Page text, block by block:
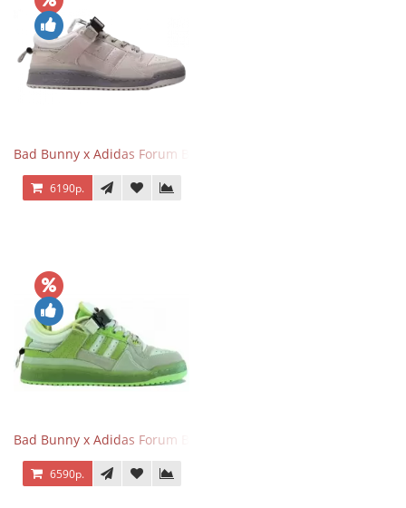
Bad Bunny x Adidas Forum Buckle Low Gray
6190р.
Bad Bunny x Adidas Forum Buckle Low Fluorescent Green
6590р.